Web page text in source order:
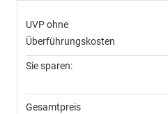
UVP ohne
Überführungskosten
Sie sparen:
Gesamtpreis